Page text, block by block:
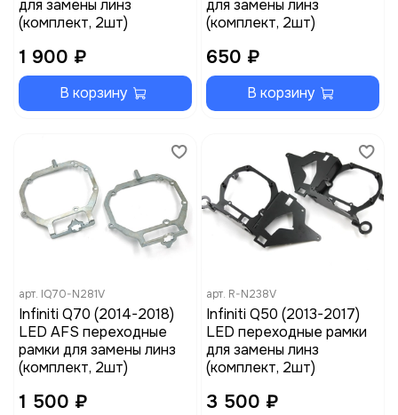
для замены линз
(комплект, 2шт)
1 900 ₽
В корзину
для замены линз
(комплект, 2шт)
650 ₽
В корзину
арт. IQ70-N281V
Infiniti Q70 (2014-2018)
LED AFS переходные
рамки для замены линз
(комплект, 2шт)
1 500 ₽
арт. R-N238V
Infiniti Q50 (2013-2017)
LED переходные рамки
для замены линз
(комплект, 2шт)
3 500 ₽